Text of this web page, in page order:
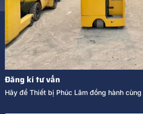
Đăng kí tư vấn
Hãy để Thiết bị Phúc Lâm đồng hành